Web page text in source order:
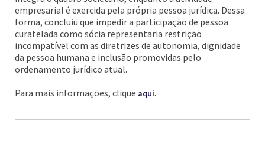
empresarial é exercida pela própria pessoa jurídica. Dessa
forma, concluiu que impedir a participação de pessoa
curatelada como sócia representaria restrição
incompatível com as diretrizes de autonomia, dignidade
da pessoa humana e inclusão promovidas pelo
ordenamento jurídico atual.
Para mais informações, clique aqui.